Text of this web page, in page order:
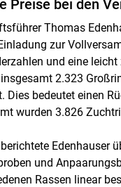
Preise bei den
Thomas
zur
und eine
2.323
Dies bedeutet einen
wurden 3.826
Edenhauser
und
Rassen linear